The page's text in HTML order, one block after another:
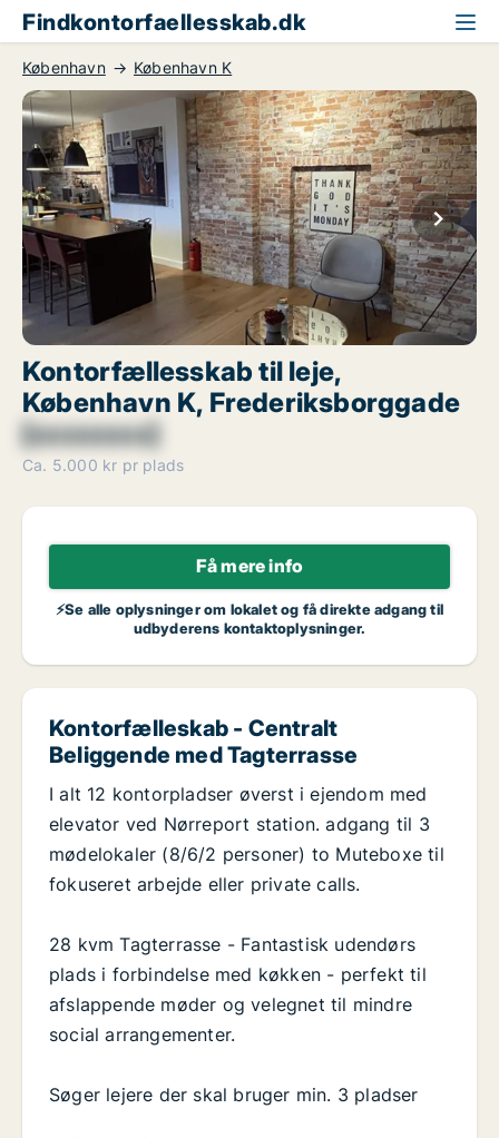
Findkontorfaellesskab.dk
København København K
Kontorfællesskab til leje,
København K, Frederiksborggade
[xxxxxxxx]
Ca. 5.000 kr pr plads
Få mere info
⚡Se alle oplysninger om lokalet og få direkte adgang til
udbyderens kontaktoplysninger.
Kontorfælleskab - Centralt
Beliggende med Tagterrasse
I alt 12 kontorpladser øverst i ejendom med
elevator ved Nørreport station. adgang til 3
mødelokaler (8/6/2 personer) to Muteboxe til
fokuseret arbejde eller private calls.
28 kvm Tagterrasse - Fantastisk udendørs
plads i forbindelse med køkken - perfekt til
afslappende møder og velegnet til mindre
social arrangementer.
Søger lejere der skal bruger min. 3 pladser